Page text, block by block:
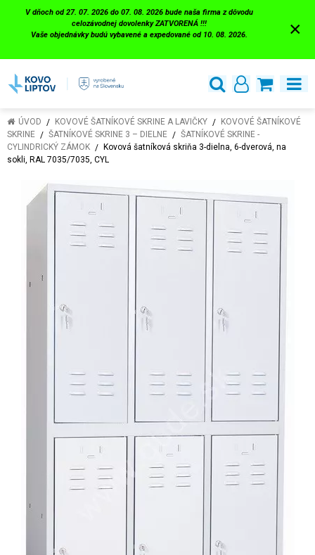
V dňoch od 27. 07. 2026 do 07. 08. 2026 bude naša firma z dôvodu
celozávodnej dovolenky ZATVORENÁ !!!
Vaše objednávky budú vybavené a expedované od 10. 08. 2026.
×
ÚVOD KOVOVÉ ŠATNÍKOVÉ SKRINE A LAVIČKY
KOVOVÉ ŠATNÍKOVÉ
SKRINE
ŠATNÍKOVÉ SKRINE 3 – DIELNE
ŠATNÍKOVÉ SKRINE -
CYLINDRICKÝ ZÁMOK
Kovová šatníková skriňa 3-dielna, 6-dverová, na
sokli, RAL 7035/7035, CYL